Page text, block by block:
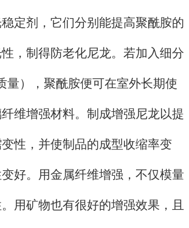
定剂，它们分别能提高聚酰胺的
，制得防老化尼龙。若加入细分
量），聚酰胺便可在室外长期使
维增强材料。制成增强尼龙以提
性，并使制品的成型收缩率变
好。用金属纤维增强，不仅模量
用矿物也有很好的增强效果，且